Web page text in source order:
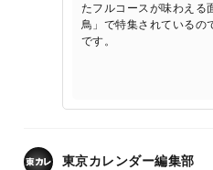
たフルコースが味わえる
鳥」で特集されているの
です。
東京カレンダー編集部